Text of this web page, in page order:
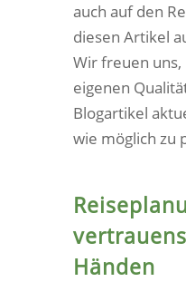
auch auf den
diesen Artikel
Wir freuen
eigenen
Blogartikel
wie möglich zu
Händen